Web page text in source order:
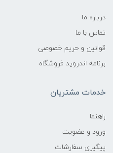
درباره ما
تماس با ما
قوانین و حریم خصوصی
برنامه اندروید فروشگاه
خدمات مشتریان
راهنما
ورود و عضویت
پیگیری سفارشات